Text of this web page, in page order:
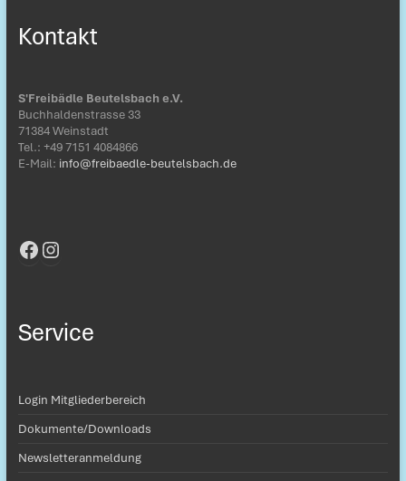
Kontakt
S'Freibädle Beutelsbach e.V.
Buchhaldenstrasse 33
71384 Weinstadt
Tel.: ‭+49 7151 4084866‬
E-Mail: info@freibaedle-beutelsbach.de
Facebook
Instagram
Service
Login Mitgliederbereich
Dokumente/Downloads
Newsletteranmeldung